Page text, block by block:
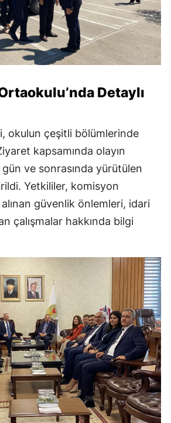
Detaylı
okulun çeşitli bölümlerinde
kapsamında olayın
ve sonrasında yürütülen
Yetkililer, komisyon
güvenlik önlemleri, idari
çalışmalar hakkında bilgi